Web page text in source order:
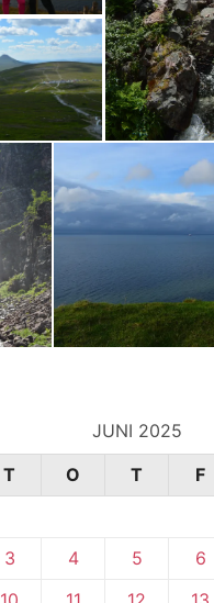
JUNI 2025
T O T F
3 4 5 6